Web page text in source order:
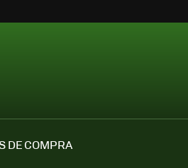
DE COMPRA